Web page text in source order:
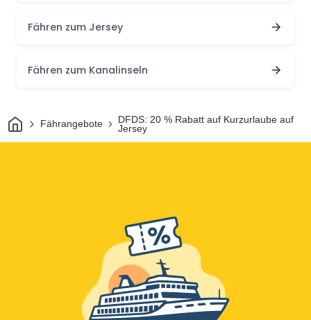
Fähren zum Jersey
Fähren zum Kanalinseln
HeimFährangebote
DFDS: 20 % Rabatt auf Kurzurlaube auf
Jersey